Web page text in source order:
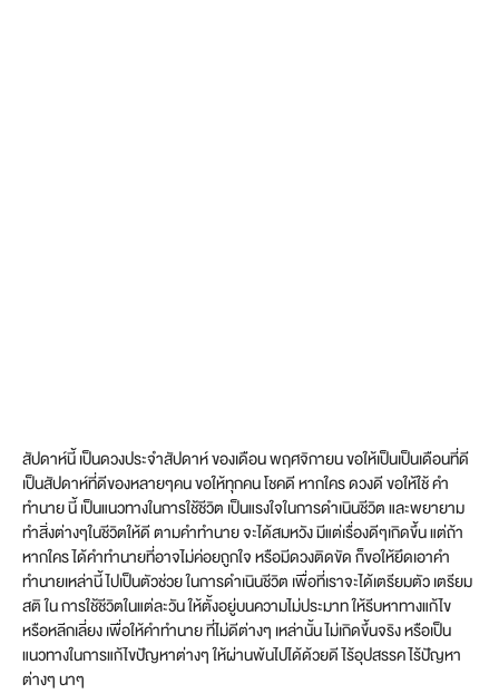
สัปดาห์นี้ เป็นดวงประจำสัปดาห์ ของเดือน พฤศจิกายน ขอให้เป็นเป็นเดือนที่ดี
เป็นสัปดาห์ที่ดีของหลายๆคน ขอให้ทุกคน โชคดี หากใคร ดวงดี ขอให้ใช้ คำ
ทำนาย นี้ เป็นแนวทางในการใช้ชีวิต เป็นแรงใจในการดำเนินชีวิต และพยายาม
ทำสิ่งต่างๆในชีวิตให้ดี ตามคำทำนาย จะได้สมหวัง มีแต่เรื่องดีๆเกิดขึ้น แต่ถ้า
หากใคร ได้คำทำนายที่อาจไม่ค่อยถูกใจ หรือมีดวงติดขัด ก็ขอให้ยึดเอาคำ
ทำนายเหล่านี้ ไปเป็นตัวช่วย ในการดำเนินชีวิต เพื่อที่เราจะได้เตรียมตัว เตรียม
สติ ใน การใช้ชีวิตในแต่ละวัน ให้ตั้งอยู่บนความไม่ประมาท ให้รีบหาทางแก้ไข
หรือหลีกเลี่ยง เพื่อให้คำทำนาย ที่ไม่ดีต่างๆ เหล่านั้น ไม่เกิดขึ้นจริง หรือเป็น
แนวทางในการแก้ไขปัญหาต่างๆ ให้ผ่านพ้นไปได้ด้วยดี ไร้อุปสรรค ไร้ปัญหา
ต่างๆ นาๆ